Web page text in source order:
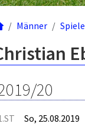
Männer
20
So, 25.08.2019